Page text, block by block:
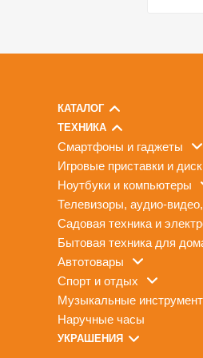
КАТАЛОГ
ТЕХНИКА
смартфоны и гаджеты
игровые приставки и
ноутбуки и компьютеры
телевизоры, аудио-
садовая техника и
бытовая техника для
автотовары
спорт и отдых
музыкальные
наручные часы
УКРАШЕНИЯ